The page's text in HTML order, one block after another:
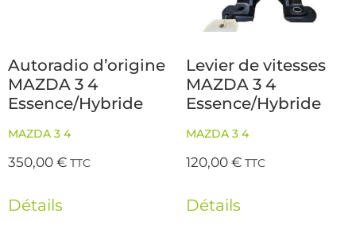
Autoradio d’origine
MAZDA 3 4
Essence/Hybride
MAZDA 3 4
350,00€ TTC
Détails
Levier de vitesses
MAZDA 3 4
Essence/Hybride
MAZDA 3 4
120,00€ TTC
Détails